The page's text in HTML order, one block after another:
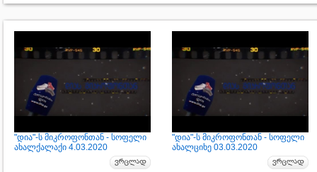
"დია"-ს მიკროფონთან - სოფელი
ახალქალაქი 4.03.2020
"დია"-ს მიკროფონთან - სოფელი
ახალციხე 03.03.2020